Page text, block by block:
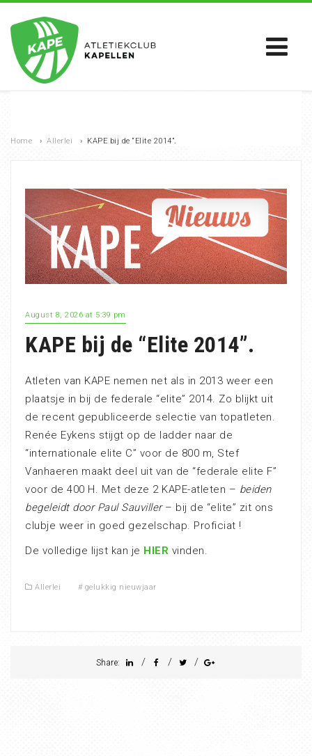
Home › Allerlei › KAPE bij de “Elite 2014”.
August 8, 2026 at 5:39 pm
KAPE bij de “Elite 2014”.
Atleten van KAPE nemen net als in 2013 weer een
plaatsje in bij de federale “elite” 2014. Zo blijkt uit
de recent gepubliceerde selectie van topatleten.
Renée Eykens stijgt op de ladder naar de
“internationale elite C” voor de 800 m, Stef
Vanhaeren maakt deel uit van de “federale elite F”
voor de 400 H. Met deze 2 KAPE-atleten – beiden
begeleidt door Paul Sauviller– bij de “elite” zit ons
clubje weer in goed gezelschap. Proficiat !
De volledige lijst kan je HIER vinden.
Allerlei # gelukkig nieuwjaar
Share: / / /